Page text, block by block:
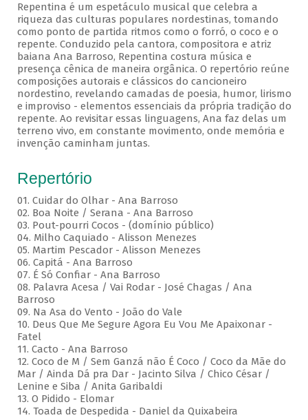
Repentina é um espetáculo musical que celebra a
riqueza das culturas populares nordestinas, tomando
como ponto de partida ritmos como o forró, o coco e o
repente. Conduzido pela cantora, compositora e atriz
baiana Ana Barroso, Repentina costura música e
presença cênica de maneira orgânica. O repertório reúne
composições autorais e clássicos do cancioneiro
nordestino, revelando camadas de poesia, humor, lirismo
e improviso - elementos essenciais da própria tradição do
repente. Ao revisitar essas linguagens, Ana faz delas um
terreno vivo, em constante movimento, onde memória e
invenção caminham juntas.
Repertório
01. Cuidar do Olhar - Ana Barroso
02. Boa Noite / Serana - Ana Barroso
03. Pout-pourri Cocos - (domínio público)
04. Milho Caquiado - Alisson Menezes
05. Martim Pescador - Alisson Menezes
06. Capitá - Ana Barroso
07. É Só Confiar - Ana Barroso
08. Palavra Acesa / Vai Rodar - José Chagas / Ana
Barroso
09. Na Asa do Vento - João do Vale
10. Deus Que Me Segure Agora Eu Vou Me Apaixonar -
Fatel
11. Cacto - Ana Barroso
12. Coco de M / Sem Ganzá não É Coco / Coco da Mãe do
Mar / Ainda Dá pra Dar - Jacinto Silva / Chico César /
Lenine e Siba / Anita Garibaldi
13. O Pidido - Elomar
14. Toada de Despedida - Daniel da Quixabeira